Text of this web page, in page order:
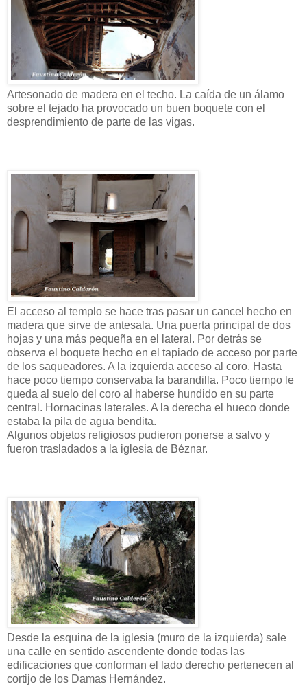
Artesonado de madera en el techo. La caída de un álamo
sobre el tejado ha provocado un buen boquete con el
desprendimiento de parte de las vigas.
El acceso al templo se hace tras pasar un cancel hecho en
madera que sirve de antesala. Una puerta principal de dos
hojas y una más pequeña en el lateral. Por detrás se
observa el boquete hecho en el tapiado de acceso por parte
de los saqueadores. A la izquierda acceso al coro. Hasta
hace poco tiempo conservaba la barandilla. Poco tiempo le
queda al suelo del coro al haberse hundido en su parte
central. Hornacinas laterales. A la derecha el hueco donde
estaba la pila de agua bendita.
Algunos objetos religiosos pudieron ponerse a salvo y
fueron trasladados a la iglesia de Béznar.
Desde la esquina de la iglesia (muro de la izquierda) sale
una calle en sentido ascendente donde todas las
edificaciones que conforman el lado derecho pertenecen al
cortijo de los Damas Hernández.